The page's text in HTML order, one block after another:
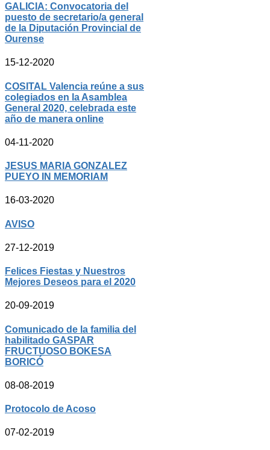
GALICIA: Convocatoria del
puesto de secretario/a general
de la Diputación Provincial de
Ourense
15-12-2020
COSITAL Valencia reúne a sus
colegiados en la Asamblea
General 2020, celebrada este
año de manera online
04-11-2020
JESUS MARIA GONZALEZ
PUEYO IN MEMORIAM
16-03-2020
AVISO
27-12-2019
Felices Fiestas y Nuestros
Mejores Deseos para el 2020
20-09-2019
Comunicado de la familia del
habilitado GASPAR
FRUCTUOSO BOKESA
BORICÓ
08-08-2019
Protocolo de Acoso
07-02-2019